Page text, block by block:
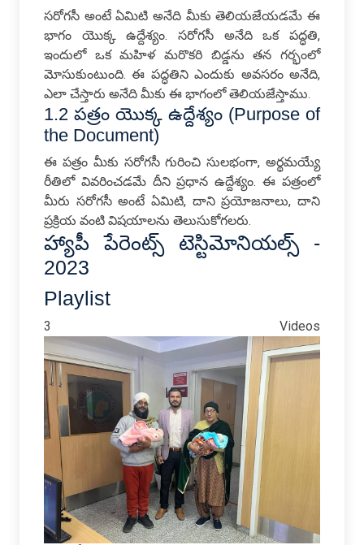
సరోగసీ అంటే ఏమిటి అనేది మీకు తెలియజేయడమే ఈ
భాగం యొక్క ఉద్దేశ్యం. సరోగసీ అనేది ఒక పద్ధతి,
ఇందులో ఒక మహిళ మరొకరి బిడ్డను తన గర్భంలో
మోసుకుంటుంది. ఈ పద్ధతిని ఎందుకు అవసరం అనేది,
ఎలా చేస్తారు అనేది మీకు ఈ భాగంలో తెలియజేస్తాము.
1.2 పత్రం యొక్క ఉద్దేశ్యం (Purpose of
the Document)
ఈ పత్రం మీకు సరోగసీ గురించి సులభంగా, అర్థమయ్యే
రీతిలో వివరించడమే దీని ప్రధాన ఉద్దేశ్యం. ఈ పత్రంలో
మీరు సరోగసీ అంటే ఏమిటి, దాని ప్రయోజనాలు, దాని
ప్రక్రియ వంటి విషయాలను తెలుసుకోగలరు.
హ్యాపీ పేరెంట్స్ టెస్టిమోనియల్స్ -
2023
Playlist
3 Videos